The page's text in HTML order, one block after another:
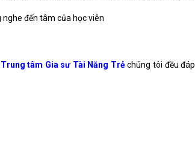
đến tâm của học viên
Trung tâm Gia sư Tài Năng Trẻchúng tôi đều đáp